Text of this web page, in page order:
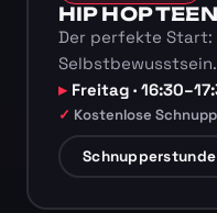
HIP HOP
Der perfekte Start:
Selbstbewusstsein.
Freitag ·
Kostenlose